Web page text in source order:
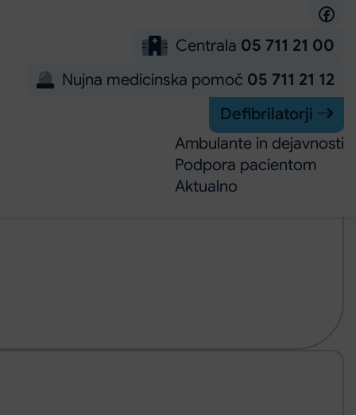
Centrala 05 711 21 00
Nujna medicinska pomoč 05 711 21 12
Defibrilatorji
Ambulante in dejavnosti
Podpora pacientom
Aktualno